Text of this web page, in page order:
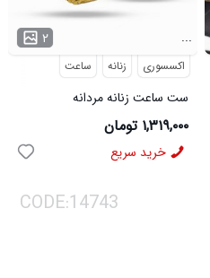
۲ ...
اکسسوری زنانه ساعت
ست ساعت زنانه مردانه
Orient_Black مدل 3898
۱,۳۱۹,۰۰۰ تومان
خرید سریع